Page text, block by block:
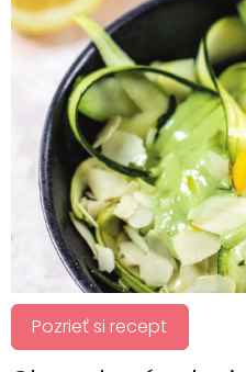
Pozrieť si recept